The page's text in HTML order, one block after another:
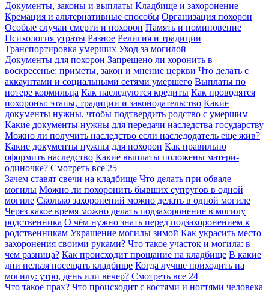
Документы, законы и выплаты Кладбище и захоронение
Кремация и альтернативные способы Организация похорон
Особые случаи смерти и похорон Память и поминовение
Психология утраты Разное Религия и традиции
Транспортировка умерших Уход за могилой
Документы для похорон Запрещено ли хоронить в
воскресенье: приметы, закон и мнение церкви Что делать с
аккаунтами и социальными сетями умершего Выплаты по
потере кормильца Как наследуются кредиты Как проводятся
похороны: этапы, традиции и законодательство Какие
документы нужны, чтобы подтвердить родство с умершим
Какие документы нужны для передачи наследства государству
Можно ли получить наследство если наследодатель еще жив?
Какие документы нужны для похорон Как правильно
оформить наследство Какие выплаты положены матери-
одиночке? Смотреть все 25
Зачем ставят свечи на кладбище Что делать при обвале
могилы Можно ли похоронить бывших супругов в одной
могиле Сколько захоронений можно делать в одной могиле
Через какое время можно делать подзахоронение в могилу
родственника О чём нужно знать перед подзахоронением к
родственникам Украшение могилы зимой Как украсить место
захоронения своими руками? Что такое участок и могила: в
чём разница? Как происходит прощание на кладбище В какие
дни нельзя посещать кладбище Когда лучше приходить на
могилу: утро, день или вечер? Смотреть все 24
Что такое прах? Что происходит с костями и ногтями человека